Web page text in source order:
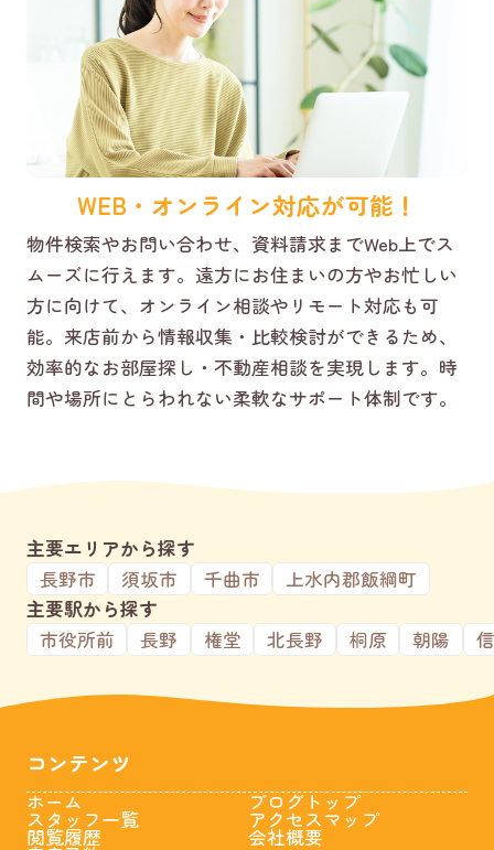
WEB・オンライン対応が可能！
物件検索やお問い合わせ、資料請求までWeb上でス
ムーズに行えます。遠方にお住まいの方やお忙しい
方に向けて、オンライン相談やリモート対応も可
能。来店前から情報収集・比較検討ができるため、
効率的なお部屋探し・不動産相談を実現します。時
間や場所にとらわれない柔軟なサポート体制です。
主要エリアから探す
長野市
須坂市 千曲市
上水内郡飯綱町
主要駅から探す
市役所前
長野 権堂 北長野 桐原 朝陽
コンテンツ
ホーム
スタッフ一覧
閲覧履歴
ブログトップ
アクセスマップ
会社概要